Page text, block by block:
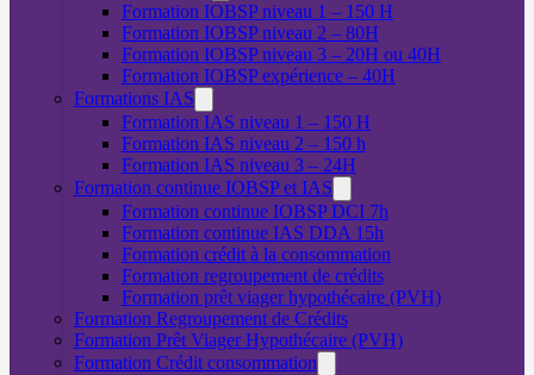
Formation IOBSP niveau 1 – 150 H
Formation IOBSP niveau 2 – 80H
Formation IOBSP niveau 3 – 20H ou 40H
Formation IOBSP expérience – 40H
Formations IAS
Formation IAS niveau 1 – 150 H
Formation IAS niveau 2 – 150 h
Formation IAS niveau 3 – 24H
Formation continue IOBSP et IAS
Formation continue IOBSP DCI 7h
Formation continue IAS DDA 15h
Formation crédit à la consommation
Formation regroupement de crédits
Formation prêt viager hypothécaire (PVH)
Formation Regroupement de Crédits
Formation Prêt Viager Hypothécaire (PVH)
Formation Crédit consommation